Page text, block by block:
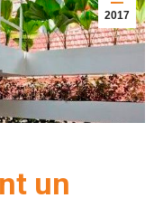
2017
un